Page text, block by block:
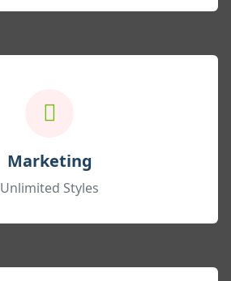
Marketing
Unlimited Styles